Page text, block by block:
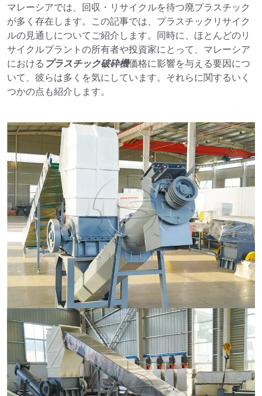
マレーシアでは、回収・リサイクルを待つ廃プラスチック
が多く存在します。この記事では、プラスチックリサイク
ルの見通しについてご紹介します。同時に、ほとんどのリ
サイクルプラントの所有者や投資家にとって、マレーシア
における プラスチック破砕機価格に影響を与える要因につ
いて、彼らは多くを気にしています。それらに関するいく
つかの点も紹介します。